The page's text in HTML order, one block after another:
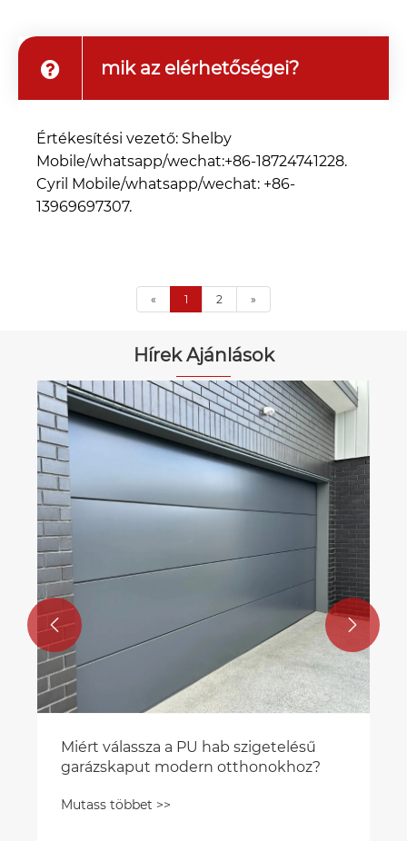
mik az elérhetőségei?
Értékesítési vezető: Shelby
Mobile/whatsapp/wechat:+86-18724741228.
Cyril Mobile/whatsapp/wechat: +86-
13969697307.
« 1 2 »
Hírek Ajánlások
Miért válassza a PU hab szigetelésű
garázskaput modern otthonokhoz?
Mutass többet >>
 